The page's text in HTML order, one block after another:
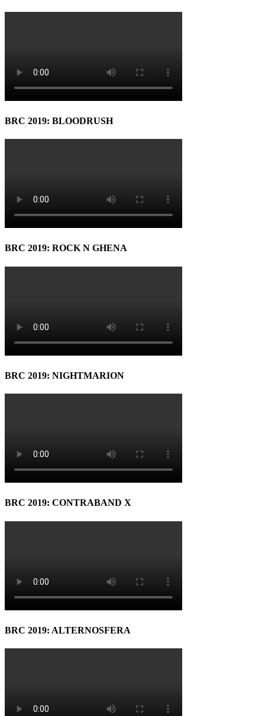
BRC 2019: BLOODRUSH
BRC 2019: ROCK N GHENA
BRC 2019: NIGHTMARION
BRC 2019: CONTRABAND X
BRC 2019: ALTERNOSFERA